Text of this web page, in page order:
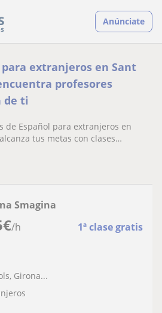
Anúnciate
para extranjeros en Sant
profesores
de ti
de Español para extranjeros en
tus metas con clases
€/h 1ª clase gratis
Smagina
Girona...